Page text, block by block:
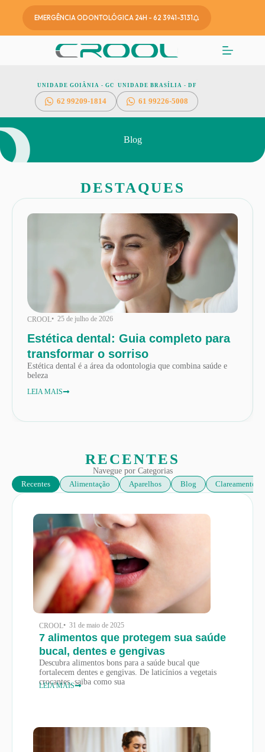
EMERGÊNCIA ODONTOLÓGICA 24H - 62 3941-3131
UNIDADE GOIÂNIA - GO
6299209-1814
UNIDADE BRASÍLIA - DF
61 99226-5008
Blog
DESTAQUES
CROOL• 25 de julho de 2026
Estética dental: Guia completo para
transformar o sorriso
Estética dental é a área da odontologia que combina saúde e
beleza
LEIA MAIS
RECENTES
Navegue por Categorias
Alimentação
Aparelhos Blog Clareamento
Recentes
CROOL• 31 de maio de 2025
7 alimentos que protegem sua saúde
bucal, dentes e gengivas
Descubra alimentos bons para a saúde bucal que
fortalecem dentes e gengivas. De laticínios a vegetais
crocantes, saiba como sua
LEIA MAIS